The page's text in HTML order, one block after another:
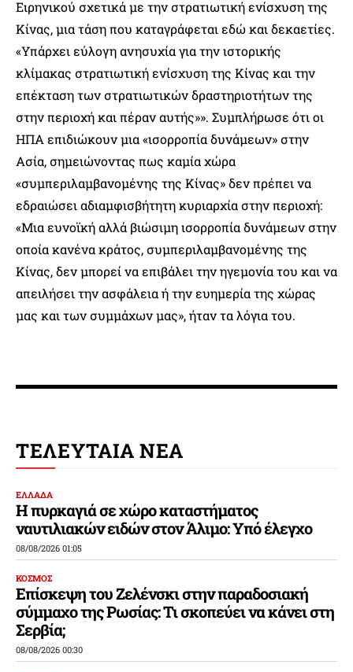
Ειρηνικού σχετικά με την στρατιωτική ενίσχυση της
Κίνας, μια τάση που καταγράφεται εδώ και δεκαετίες.
«Υπάρχει εύλογη ανησυχία για την ιστορικής
κλίμακας στρατιωτική ενίσχυση της Κίνας και την
επέκταση των στρατιωτικών δραστηριοτήτων της
στην περιοχή και πέραν αυτής»». Συμπλήρωσε ότι οι
ΗΠΑ επιδιώκουν μια «ισορροπία δυνάμεων» στην
Ασία, σημειώνοντας πως καμία χώρα
«συμπεριλαμβανομένης της Κίνας» δεν πρέπει να
εδραιώσει αδιαμφισβήτητη κυριαρχία στην περιοχή:
«Μια ευνοϊκή αλλά βιώσιμη ισορροπία δυνάμεων στην
οποία κανένα κράτος, συμπεριλαμβανομένης της
Κίνας, δεν μπορεί να επιβάλει την ηγεμονία του και να
απειλήσει την ασφάλεια ή την ευημερία της χώρας
μας και των συμμάχων μας», ήταν τα λόγια του.
ΤΕΛΕΥΤΑΙΑ ΝΕΑ
ΕΛΛΑΔΑ
Η πυρκαγιά σε χώρο καταστήματος
ναυτιλιακών ειδών στον Άλιμο: Υπό έλεγχο
08/08/2026 01:05
ΚΟΣΜΟΣ
Επίσκεψη του Ζελένσκι στην παραδοσιακή
σύμμαχο της Ρωσίας: Τι σκοπεύει να κάνει στη
Σερβία;
08/08/2026 00:30